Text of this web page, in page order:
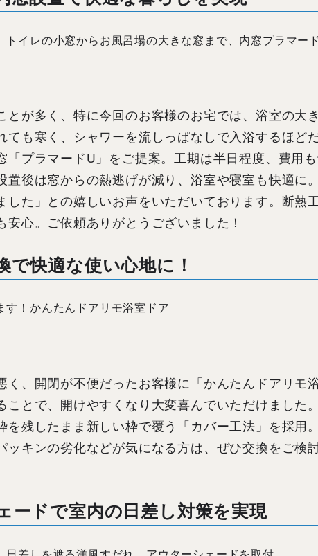
イレの小窓からお風呂場の大きな窓まで、内窓プラマー
とが多く、特に今回のお客様のお宅では、浴室の大
ても寒く、シャワーを流しっぱなしで入浴するほど
「プラマードU」をご提案。工期は半日程度、費用
置後は窓からの熱逃げが減り、浴室や寝室も快適に
した」との嬉しいお声をいただいております。断熱
安心。ご依頼ありがとうございました！
で快適な使い心地に！
す！かんたんドアリモ浴室ドア
く、開閉が不便だったお客様に「かんたんドアリモ
ことで、開けやすくなり大変喜んでいただけました
を残したまま新しい枠で覆う「カバー工法」を採用
ッキンの劣化などが気になる方は、ぜひ交換をご検
ードで室内の日差し対策を実現
差しを遮る洋風すだれ。アウターシェードを取付